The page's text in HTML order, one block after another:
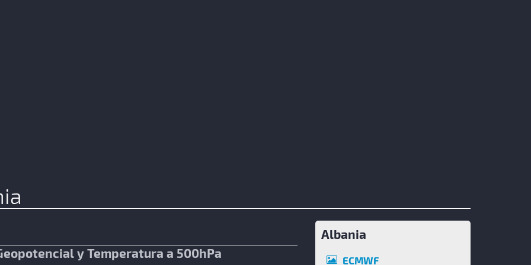
y Temperatura a 500hPa
Albania
ECMWF